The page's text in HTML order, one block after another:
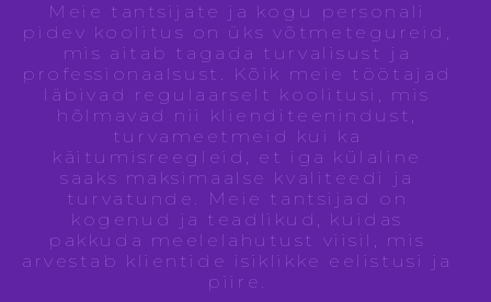
Meie tantsijate ja kogu personali
pidev koolitus on üks võtmetegureid,
mis aitab tagada turvalisust ja
professionaalsust. Kõik meie töötajad
läbivad regulaarselt koolitusi, mis
hõlmavad nii klienditeenindust,
turvameetmeid kui ka
käitumisreegleid, et iga külaline
saaks maksimaalse kvaliteedi ja
turvatunde. Meie tantsijad on
kogenud ja teadlikud, kuidas
pakkuda meelelahutust viisil, mis
arvestab klientide isiklikke eelistusi ja
piire.